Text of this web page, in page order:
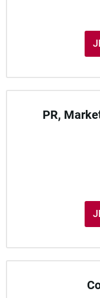
PR,